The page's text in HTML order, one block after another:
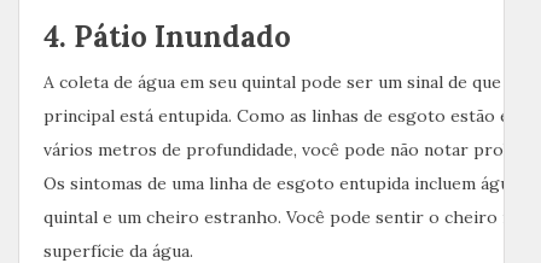
4. Pátio Inundado
A coleta de água em seu quintal pode ser um sinal de que sua
principal está entupida. Como as linhas de esgoto estão
vários metros de profundidade, você pode não notar
Os sintomas de uma linha de esgoto entupida incluem água
quintal e um cheiro estranho. Você pode sentir o cheiro
superfície da água.